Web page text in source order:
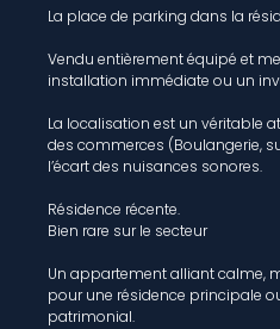
La place de parking dans la
Vendu entièrement équipé et
installation immédiate ou un
La localisation est un véritable
des commerces (Boulangerie,
l’écart des nuisances sonores.
Résidence récente.
Bien rare sur le secteur
Un appartement alliant calme,
pour une résidence principale
patrimonial.